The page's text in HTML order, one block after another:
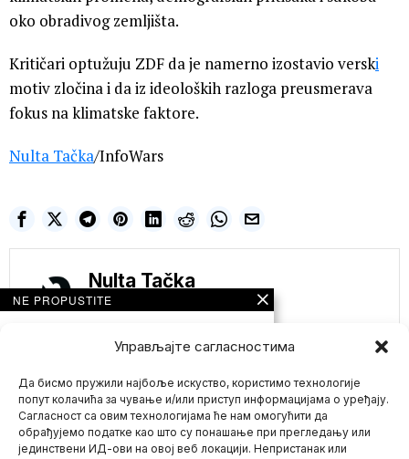
Управљајте сагласностима
Да бисмо пружили најбоље искуство, користимо технологије
попут колачића за чување и/или приступ информацијама о уређају.
Сагласност са овим технологијама ће нам омогућити да
обрађујемо податке као што су понашање при прегледању или
јединствени ИД-ови на овој веб локацији. Непристанак или
oko obradivog zemljišta.
Kritičari optužuju ZDF da je namerno izostavio verski
motiv zločina i da iz ideoloških razloga preusmerava
fokus na klimatske faktore.
Nulta Tačka/InfoWars
Nulta Tačka
Mario zna Youtube
NE PROPUSTITE
OTKRIVA SVE O
SINTETIČKIM
SU OKO NAS A
IZAZIVAJU ASTMU,
MOŽDANE
PROBLEME, RAK,
DIJABETES I OSTALA
HRONIČNA